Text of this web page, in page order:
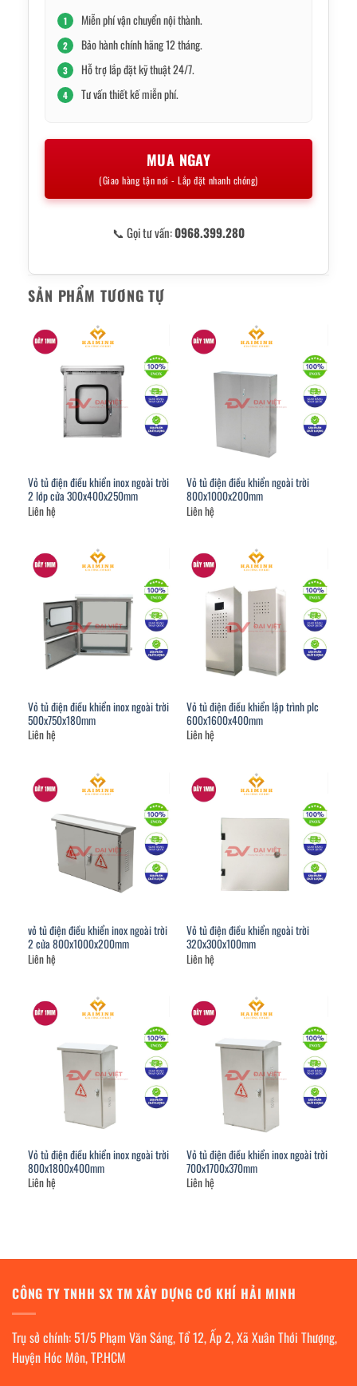
1 Miễn phí vận chuyển nội thành.
2 Bảo hành chính hãng 12 tháng.
3 Hỗ trợ lắp đặt kỹ thuật 24/7.
4 Tư vấn thiết kế miễn phí.
MUA NGAY
(Giao hàng tận nơi - Lắp đặt nhanh chóng)
📞 Gọi tư vấn:0968.399.280
SẢN PHẨM TƯƠNG TỰ
Vỏ tủ điện điều khiển inox ngoài trời
2 lớp cửa 300x400x250mm
Liên hệ
Vỏ tủ điện điều khiển ngoài trời
800x1000x200mm
Liên hệ
Vỏ tủ điện điều khiển inox ngoài trời
500x750x180mm
Liên hệ
Vỏ tủ điện điều khiển lập trình plc
600x1600x400mm
Liên hệ
vỏ tủ điện điều khiển inox ngoài trời
2 cửa 800x1000x200mm
Liên hệ
Vỏ tủ điện điều khiển ngoài trời
320x300x100mm
Liên hệ
Vỏ tủ điện điều khiển inox ngoài trời
800x1800x400mm
Liên hệ
Vỏ tủ điện điều khiển inox ngoài trời
700x1700x370mm
Liên hệ
CÔNG TY TNHH SX TM XÂY DỰNG CƠ KHÍ HẢI MINH
Trụ sở chính: 51/5 Phạm Văn Sáng, Tổ 12, Ấp 2, Xã Xuân Thới Thượng,
Huyện Hóc Môn, TP.HCM